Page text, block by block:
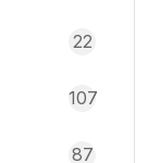
22
107
87